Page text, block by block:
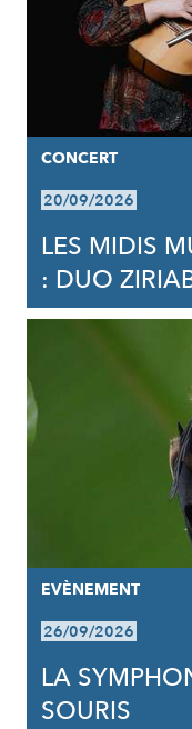
CONCERT
20/09/2026
LES MIDIS
: DUO
EVÈNEMENT
26/09/2026
LA
SOURIS